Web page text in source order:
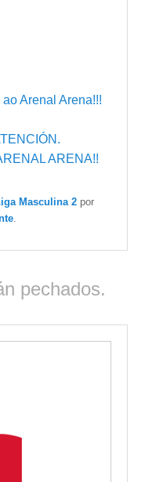
Arenal Arena!!!
ARENA!!
Masculina 2 por
pechados.